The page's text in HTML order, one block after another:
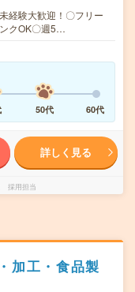
経験大歓迎！〇フリー
クOK〇週5…
50代 60代
詳しく見る
採用担当
加工・食品製